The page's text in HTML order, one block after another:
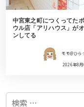
中宮東之町につくってた
ウル店「アリハウス」が
ンしてる
モモ＠ひら
2026年8月
検